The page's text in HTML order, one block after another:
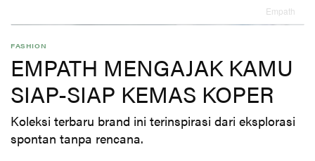
Empath
FASHION
EMPATH MENGAJAK KAMU
SIAP-SIAP KEMAS KOPER
Koleksi terbaru brand ini terinspirasi dari eksplorasi
spontan tanpa rencana.